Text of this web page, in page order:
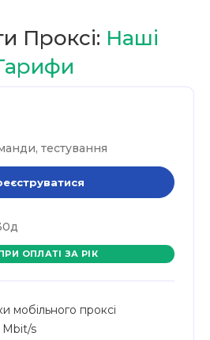
Проксі: Наші
тестування
ОПЛАТІ ЗА РІК
мобільного проксі
Mbit/s